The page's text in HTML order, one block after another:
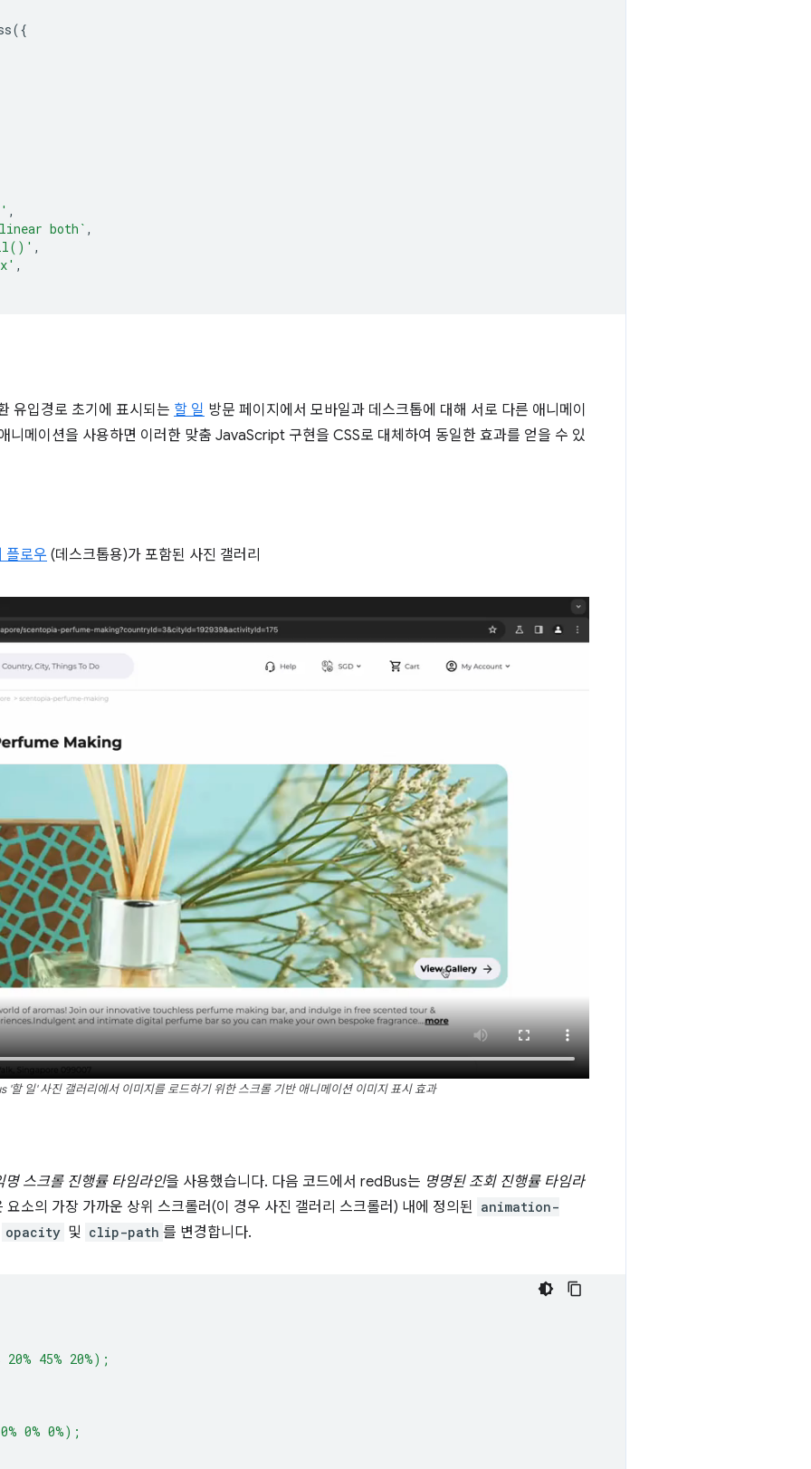
({
,
both` ,
,
,
유입경로 초기에 표시되는 할 일 방문 페이지에서 모바일과 데스크톱에 대해 서로 다른 애니메이
니메이션을 사용하면 이러한 맞춤 JavaScript 구현을 CSS로 대체하여 동일한 효과를 얻을 수 있
플로우 (데스크톱용)가 포함된 사진 갤러리
'할 일' 사진 갤러리에서 이미지를 로드하기 위한 스크롤 기반 애니메이션 이미지 표시 효과
명 스크롤 진행률 타임라인을 사용했습니다. 다음 코드에서 redBus는 명명된 조회 진행률 타임라
소의 가장 가까운 상위 스크롤러(이 경우 사진 갤러리 스크롤러) 내에 정의된 animation-
opacity 및 clip-path 를 변경합니다.
20% 45% 20%);
0% 0%);